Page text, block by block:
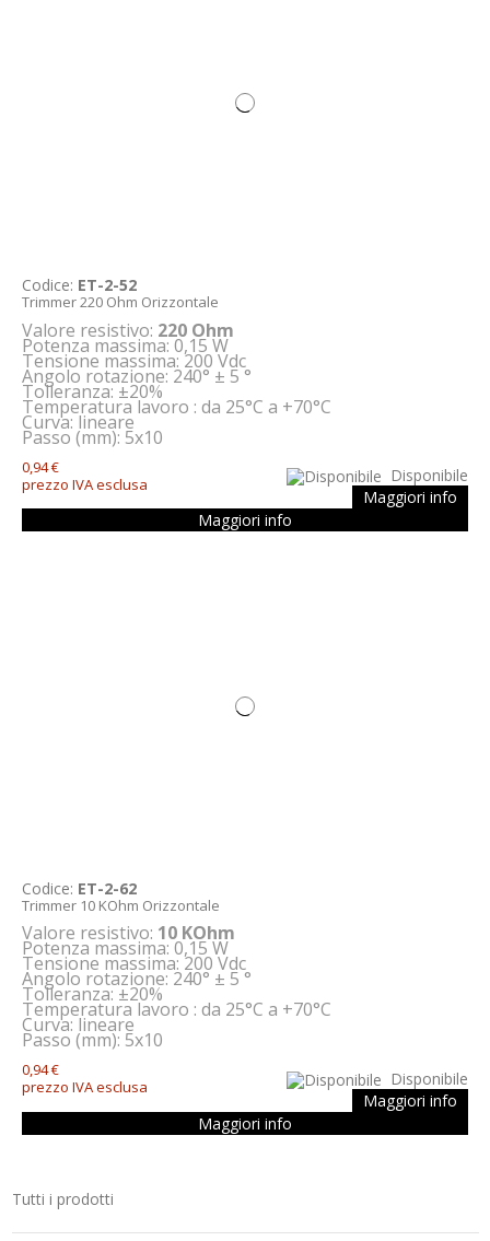
Codice: ET-2-52
Trimmer 220 Ohm Orizzontale
Valore resistivo: 220 Ohm
Potenza massima: 0,15 W
Tensione massima: 200 Vdc
Angolo rotazione: 240° ± 5 °
Tolleranza: ±20%
Temperatura lavoro : da 25°C a +70°C
Curva: lineare
Passo (mm): 5x10
0,94 €
prezzo IVA esclusa
Disponibile
Maggiori info
Maggiori info
Codice: ET-2-62
Trimmer 10 KOhm Orizzontale
Valore resistivo: 10 KOhm
Potenza massima: 0,15 W
Tensione massima: 200 Vdc
Angolo rotazione: 240° ± 5 °
Tolleranza: ±20%
Temperatura lavoro : da 25°C a +70°C
Curva: lineare
Passo (mm): 5x10
0,94 €
prezzo IVA esclusa
Disponibile
Maggiori info
Maggiori info
Tutti i prodotti